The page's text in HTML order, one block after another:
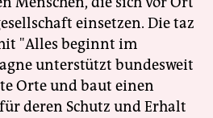
einsetzen. Die taz
"Alles beginnt im
unterstützt bundesweit
Orte und baut einen
deren Schutz und Erhalt